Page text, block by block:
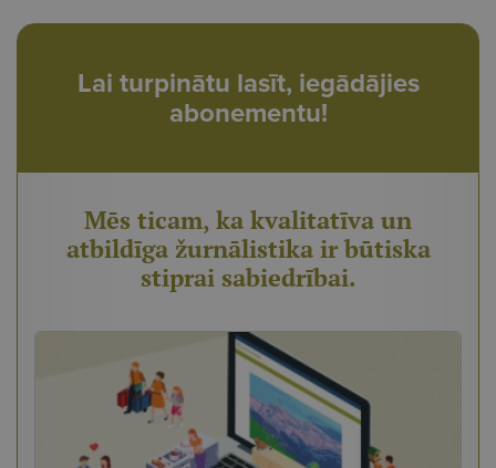
Lai turpinātu lasīt, iegādājies
abonementu!
Mēs ticam, ka kvalitatīva un
atbildīga žurnālistika ir būtiska
stiprai sabiedrībai.